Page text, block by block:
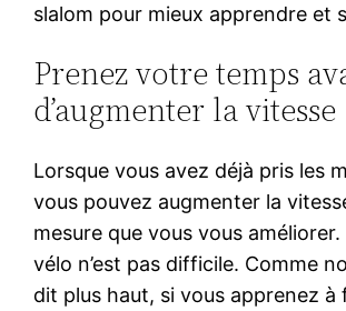
slalom pour mieux apprendre et
Prenez votre temps
d’augmenter la vitesse
Lorsque vous avez déjà pris les
vous pouvez augmenter la
mesure que vous vous améliorer.
vélo n’est pas difficile. Comme
dit plus haut, si vous apprenez à